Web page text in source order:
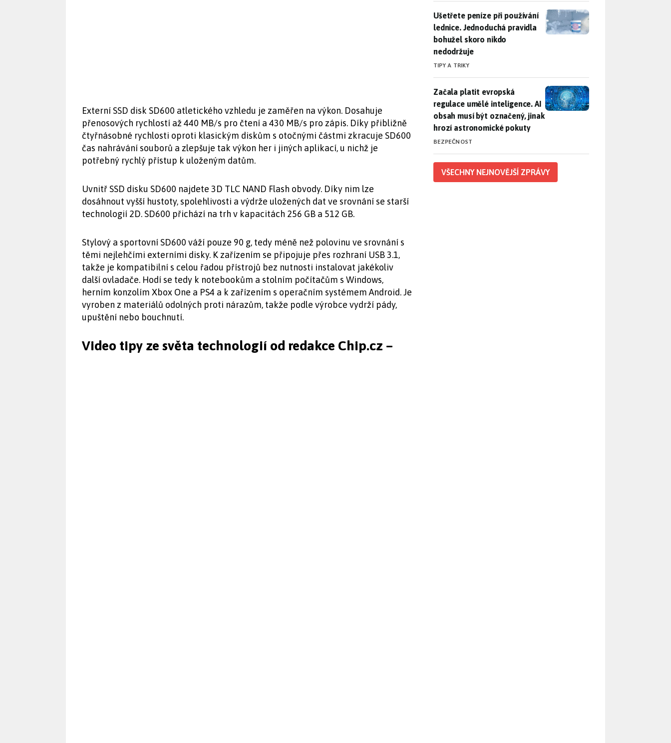
Externí SSD disk SD600 atletického vzhledu je zaměřen na výkon. Dosahuje
přenosových rychlostí až 440 MB/s pro čtení a 430 MB/s pro zápis. Díky přibližně
čtyřnásobné rychlosti oproti klasickým diskům s otočnými částmi zkracuje SD600
čas nahrávání souborů a zlepšuje tak výkon her i jiných aplikací, u nichž je
potřebný rychlý přístup k uloženým datům.
Uvnitř SSD disku SD600 najdete 3D TLC NAND Flash obvody. Díky nim lze
dosáhnout vyšší hustoty, spolehlivosti a výdrže uložených dat ve srovnání se starší
technologií 2D. SD600 přichází na trh v kapacitách 256 GB a 512 GB.
Stylový a sportovní SD600 váží pouze 90 g, tedy méně než polovinu ve srovnání s
těmi nejlehčími externími disky. K zařízením se připojuje přes rozhraní USB 3.1,
takže je kompatibilní s celou řadou přístrojů bez nutnosti instalovat jakékoliv
další ovladače. Hodí se tedy k notebookům a stolním počítačům s Windows,
herním konzolím Xbox One a PS4 a k zařízením s operačním systémem Android. Je
vyroben z materiálů odolných proti nárazům, takže podle výrobce vydrží pády,
upuštění nebo bouchnutí.
Video tipy ze světa technologií od redakce Chip.cz –
Ušetřete peníze při používání lednice. Jednoduchá pravidla
Ušetřete peníze při používání
lednice. Jednoduchá pravidla
bohužel skoro nikdo
nedodržuje
TIPY A TRIKY
Začala platit evropská regulace umělé inteligence. AI obsah
Začala platit evropská
regulace umělé inteligence. AI
obsah musí být označený, jinak
hrozí astronomické pokuty
BEZPEČNOST
VŠECHNY NEJNOVĚJŠÍ ZPRÁVY